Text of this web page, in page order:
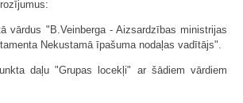
vārdus "B.Veinberga - Aizsardzības ministrijas
Nekustamā īpašuma nodaļas vadītājs".
daļu "Grupas locekļi" ar šādiem vārdiem